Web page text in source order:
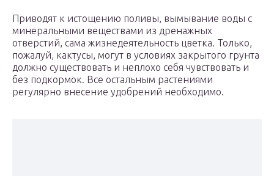
Приводят к истощению поливы, вымывание воды с
минеральными веществами из дренажных
отверстий, сама жизнедеятельность цветка. Только,
пожалуй, кактусы, могут в условиях закрытого грунта
должно существовать и неплохо себя чувствовать и
без подкормок. Все остальным растениями
регулярно внесение удобрений необходимо.